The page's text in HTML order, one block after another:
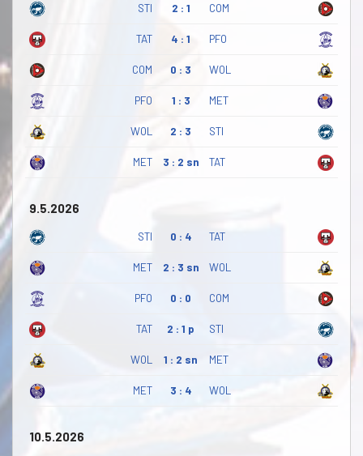
STI 2 : 1 COM
TAT 4 : 1 PFO
COM 0 : 3 WOL
PFO 1 : 3 MET
WOL 2 : 3 STI
MET 3 : 2 sn TAT
9.5.2026
STI 0 : 4 TAT
MET 2 : 3 sn WOL
PFO 0 : 0 COM
TAT 2 : 1 p STI
WOL 1 : 2 sn MET
MET 3 : 4 WOL
10.5.2026